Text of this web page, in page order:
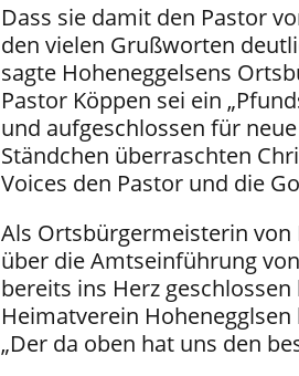
Dass sie damit den Pastor
den vielen Grußworten
sagte Hoheneggelsens
Pastor Köppen sei ein
und aufgeschlossen für
Ständchen überraschten
Voices den Pastor und die
Als Ortsbürgermeisterin
über die Amtseinführung
bereits ins Herz
Heimatverein
„Der da oben hat uns den